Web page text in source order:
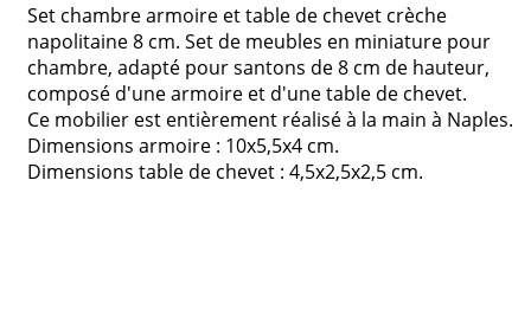
Set chambre armoire et table de chevet crèche
napolitaine 8 cm. Set de meubles en miniature pour
chambre, adapté pour santons de 8 cm de hauteur,
composé d'une armoire et d'une table de chevet.
Ce mobilier est entièrement réalisé à la main à Naples.
Dimensions armoire : 10x5,5x4 cm.
Dimensions table de chevet : 4,5x2,5x2,5 cm.